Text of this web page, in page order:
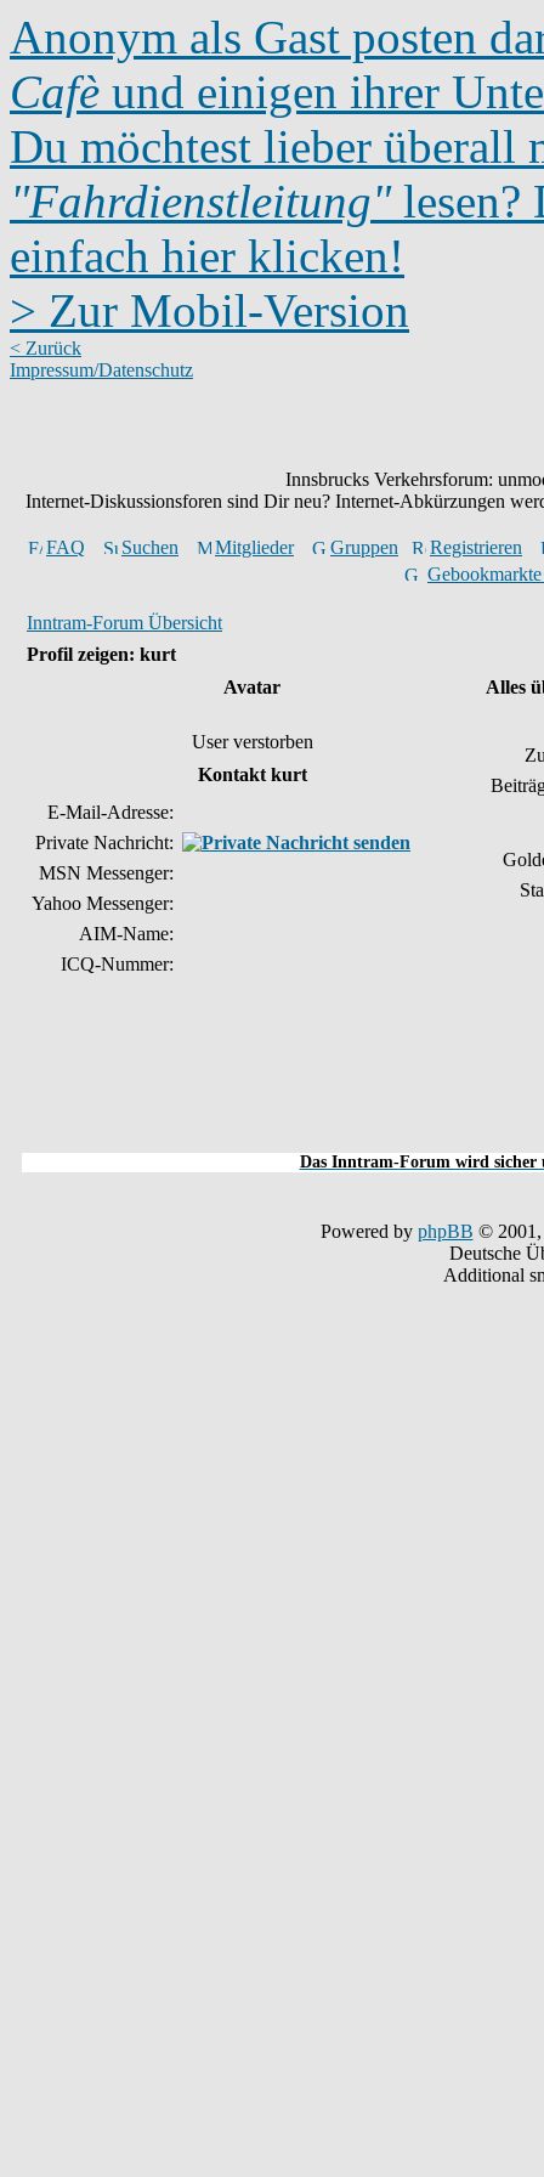
Anonym als Gast posten
Cafè und einigen ihrer
Du möchtest lieber überall
"Fahrdienstleitung"lesen?
einfach hier klicken!
> Zur Mobil-Version
< Zurück
Impressum/Datenschutz
Innsbrucks Verkehrsforum:
Internet-Diskussionsforen sind Dir neu? Internet-Abkürzungen
FAQ Suchen Mitglieder Gruppen
Registrieren
Inntram-Forum Übersicht
Profil zeigen: kurt
Avatar
Alles
User verstorben
Kontakt kurt
E-Mail-Adresse:
Private Nachricht:
MSN Messenger:
Yahoo Messenger:
AIM-Name:
ICQ-Nummer:
Das Inntram-Forum wird sicher
Powered by phpBB © 2001,
Deutsche
Additional